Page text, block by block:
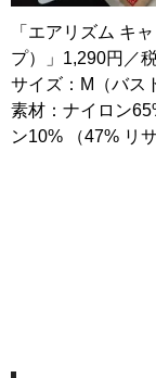
「エアリズム キ
プ）」1,290円／
サイズ：M（バス
素材：ナイロン
ン10% （47% リ